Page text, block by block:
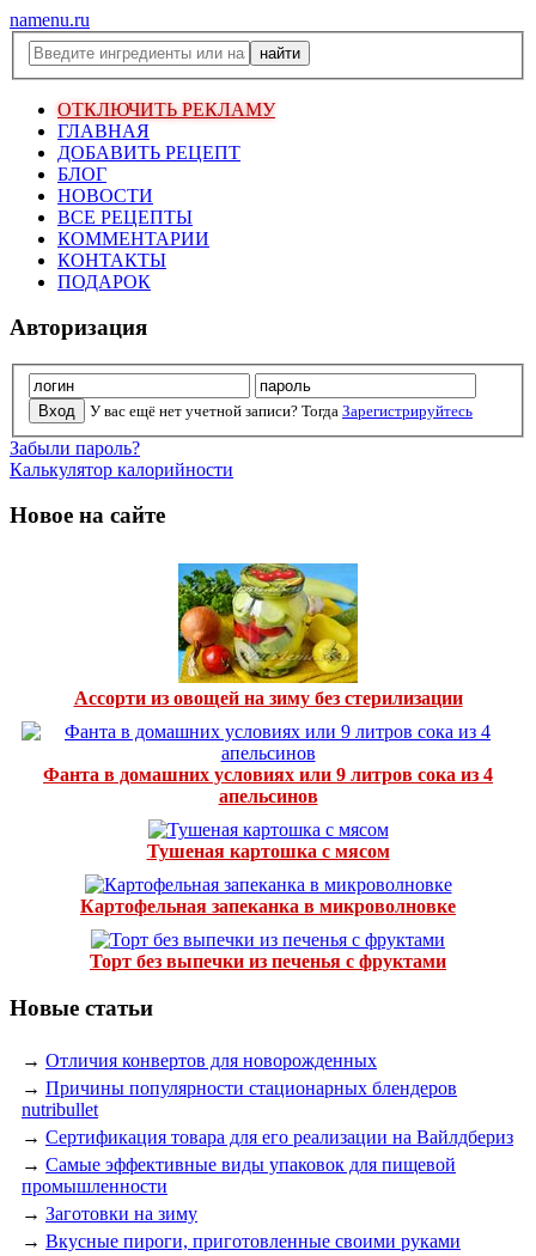
namenu.ru
ОТКЛЮЧИТЬ РЕКЛАМУ
ГЛАВНАЯ
ДОБАВИТЬ РЕЦЕПТ
БЛОГ
НОВОСТИ
ВСЕ РЕЦЕПТЫ
КОММЕНТАРИИ
КОНТАКТЫ
ПОДАРОК
Авторизация
У вас ещё нет учетной записи? Тогда Зарегистрируйтесь
Забыли пароль?
Калькулятор калорийности
Новое на сайте
Ассорти из овощей на зиму без стерилизации
Фанта в домашних условиях или 9 литров сока из 4
апельсинов
Тушеная картошка с мясом
Картофельная запеканка в микроволновке
Торт без выпечки из печенья с фруктами
Новые статьи
→ Отличия конвертов для новорожденных
→ Причины популярности стационарных блендеров
nutribullet
→ Сертификация товара для его реализации на Вайлдбериз
→ Самые эффективные виды упаковок для пищевой
промышленности
→ Заготовки на зиму
→ Вкусные пироги, приготовленные своими руками